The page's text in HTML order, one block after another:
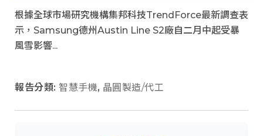
根據全球市場研究機構集邦科技TrendForce最新調查表
示，Samsung德州Austin Line S2廠自二月中起受暴
風雪影響...
報告分類: 智慧手機, 晶圓製造/代工